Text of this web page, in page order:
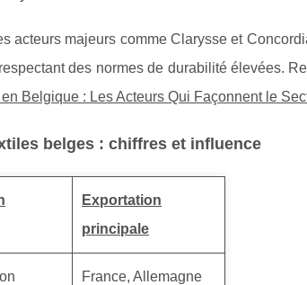
acteurs majeurs comme Clarysse et
des normes de durabilité élevées.
Belgique : Les Acteurs Qui Façonnent le
belges : chiffres et influence
Exportation
principale
France, Allemagne